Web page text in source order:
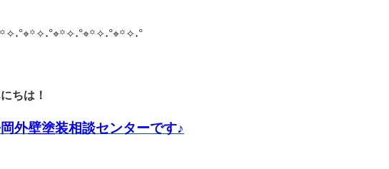
ちは！
外壁塗装相談センターです♪